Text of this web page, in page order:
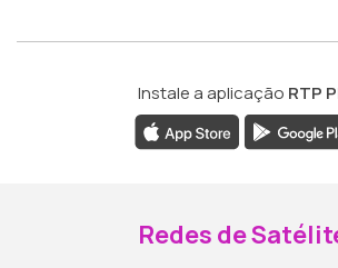
Instale a aplicação RTP
Redes de